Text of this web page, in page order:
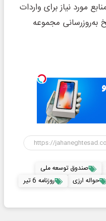
مورد نیاز برای واردات
به‌روزرسانی مجموعه
صندوق توسعه ملی
حواله ارزی
روزنامه 6 تیر